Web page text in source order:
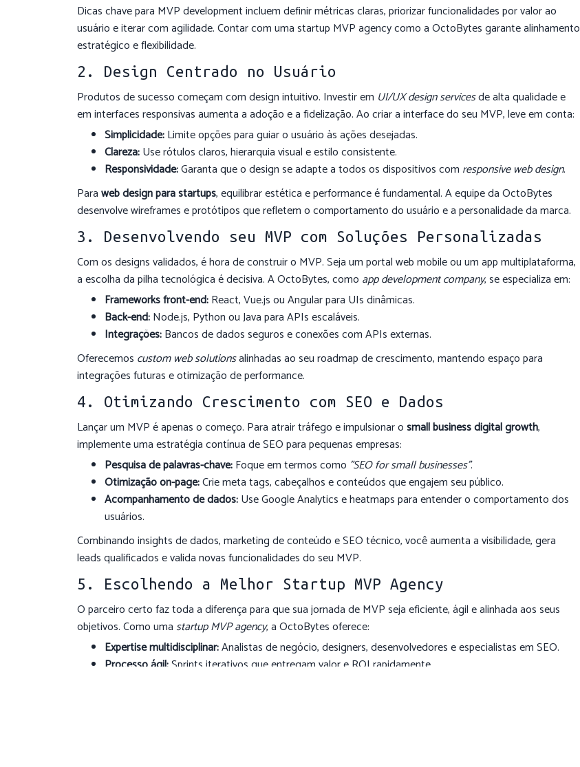
Dicas chave para MVP development incluem definir métricas claras, priorizar funcionalidades por valor ao
usuário e iterar com agilidade. Contar com uma startup MVP agency como a OctoBytes garante alinhamento
estratégico e flexibilidade.
2. Design Centrado no Usuário
Produtos de sucesso começam com design intuitivo. Investir em UI/UX design servicesde alta qualidade e
em interfaces responsivas aumenta a adoção e a fidelização. Ao criar a interface do seu MVP, leve em conta:
Simplicidade:Limite opções para guiar o usuário às ações desejadas.
Clareza:Use rótulos claros, hierarquia visual e estilo consistente.
Responsividade:Garanta que o design se adapte a todos os dispositivos com responsive web design.
Paraweb design para startups, equilibrar estética e performance é fundamental. A equipe da OctoBytes
desenvolve wireframes e protótipos que refletem o comportamento do usuário e a personalidade da marca.
3. Desenvolvendo seu MVP com Soluções Personalizadas
Com os designs validados, é hora de construir o MVP. Seja um portal web mobile ou um app multiplataforma,
a escolha da pilha tecnológica é decisiva. A OctoBytes, como app development company, se especializa em:
Frameworks front-end:React, Vue.js ou Angular para UIs dinâmicas.
Back-end:Node.js, Python ou Java para APIs escaláveis.
Integrações:Bancos de dados seguros e conexões com APIs externas.
Oferecemos custom web solutionsalinhadas ao seu roadmap de crescimento, mantendo espaço para
integrações futuras e otimização de performance.
4. Otimizando Crescimento com SEO e Dados
Lançar um MVP é apenas o começo. Para atrair tráfego e impulsionar osmall business digital growth,
implemente uma estratégia contínua de SEO para pequenas empresas:
Pesquisa de palavras-chave:Foque em termos como "SEO for small businesses".
Otimização on-page:Crie meta tags, cabeçalhos e conteúdos que engajem seu público.
Acompanhamento de dados:Use Google Analytics e heatmaps para entender o comportamento dos
usuários.
Combinando insights de dados, marketing de conteúdo e SEO técnico, você aumenta a visibilidade, gera
leads qualificados e valida novas funcionalidades do seu MVP.
5. Escolhendo a Melhor Startup MVP Agency
O parceiro certo faz toda a diferença para que sua jornada de MVP seja eficiente, ágil e alinhada aos seus
objetivos. Como uma startup MVP agency, a OctoBytes oferece:
Expertise multidisciplinar:Analistas de negócio, designers, desenvolvedores e especialistas em SEO.
Processo ágil:Sprints iterativos que entregam valor e ROI rapidamente.